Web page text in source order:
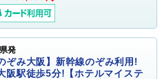
発
ぞみ大阪】新幹線のぞみ利用!
阪駅徒歩5分!【ホテルマイステ